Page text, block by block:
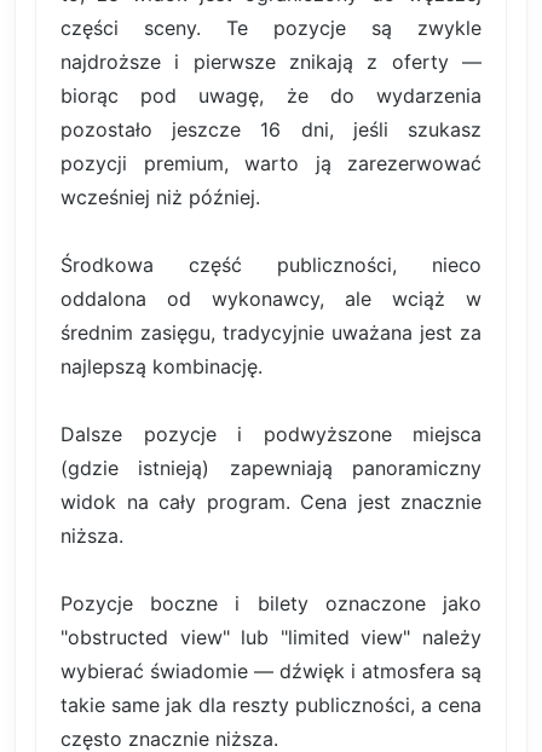
części sceny. Te pozycje są zwykle
najdroższe i pierwsze znikają z oferty —
biorąc pod uwagę, że do wydarzenia
pozostało jeszcze 16 dni, jeśli szukasz
pozycji premium, warto ją zarezerwować
wcześniej niż później.
Środkowa część publiczności, nieco
oddalona od wykonawcy, ale wciąż w
średnim zasięgu, tradycyjnie uważana jest za
najlepszą kombinację.
Dalsze pozycje i podwyższone miejsca
(gdzie istnieją) zapewniają panoramiczny
widok na cały program. Cena jest znacznie
niższa.
Pozycje boczne i bilety oznaczone jako
"obstructed view" lub "limited view" należy
wybierać świadomie — dźwięk i atmosfera są
takie same jak dla reszty publiczności, a cena
często znacznie niższa.